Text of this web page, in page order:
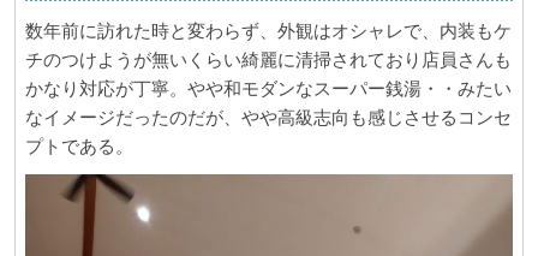
数年前に訪れた時と変わらず、外観はオシャレで、内装もケ
チのつけようが無いくらい綺麗に清掃されており店員さんも
かなり対応が丁寧。やや和モダンなスーパー銭湯・・みたい
なイメージだったのだが、やや高級志向も感じさせるコンセ
プトである。